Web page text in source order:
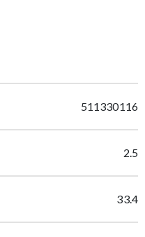
511330116
2.5
33.4